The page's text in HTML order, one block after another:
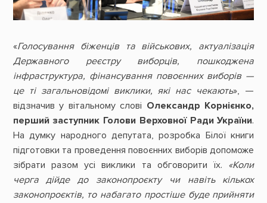
«Голосування біженців та військових, актуалізація
Державного реєстру виборців, пошкоджена
інфраструктура, фінансування повоєнних виборів —
це ті загальновідомі виклики, які нас чекають», —
відзначив у вітальному слові Олександр Корнієнко,
перший заступник Голови Верховної Ради України.
На думку народного депутата, розробка Білої книги
підготовки та проведення повоєнних виборів допоможе
зібрати разом усі виклики та обговорити їх. «Коли
черга дійде до законопроєкту чи навіть кількох
законопроєктів, то набагато простіше буде прийняти